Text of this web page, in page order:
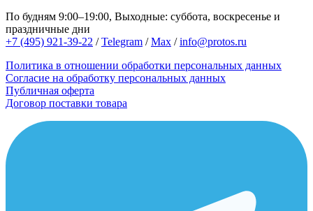
По будням 9:00–19:00, Выходные: суббота, воскресенье и
праздничные дни
+7 (495) 921-39-22 /Telegram /Max /info@protos.ru
Политика в отношении обработки персональных данных
Согласие на обработку персональных данных
Публичная оферта
Договор поставки товара